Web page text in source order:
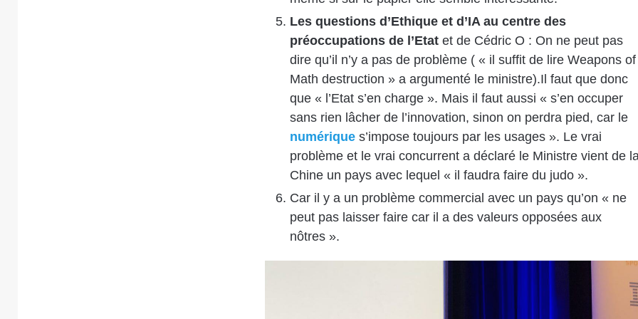
Les questions d’Ethique et d’IA au centre des
préoccupations de l’Etatet de Cédric O : On ne peut pas
dire qu’il n’y a pas de problème ( « il suffit de lire Weapons of
Math destruction » a argumenté le ministre).Il faut que donc
que « l’Etat s’en charge ». Mais il faut aussi « s’en occuper
sans rien lâcher de l’innovation, sinon on perdra pied, car le
numériques’impose toujours par les usages ». Le vrai
problème et le vrai concurrent a déclaré le Ministre vient de
Chine un pays avec lequel « il faudra faire du judo ».
Car il y a un problème commercial avec un pays qu’on « ne
peut pas laisser faire car il a des valeurs opposées aux
nôtres ».